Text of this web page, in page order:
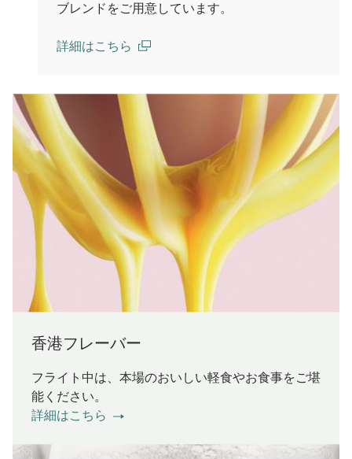
ブレンドをご用意しています。
詳細はこちら
香港フレーバー
フライト中は、本場のおいしい軽食やお食事をご堪
能ください。
詳細はこちら